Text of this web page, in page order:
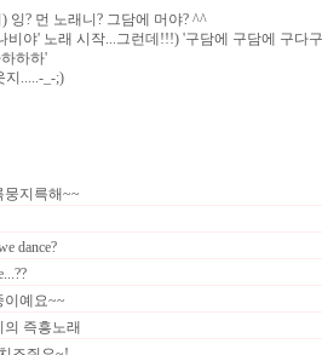
잉? 먼 노래니? 그담에 머야? ^^
비야' 노래 시작...그런데!!!) '구담에 구담에 구다
하하'
지.....-_-;)
뭉지륵해~~
dance?
이예요~~
의 즉흥노래